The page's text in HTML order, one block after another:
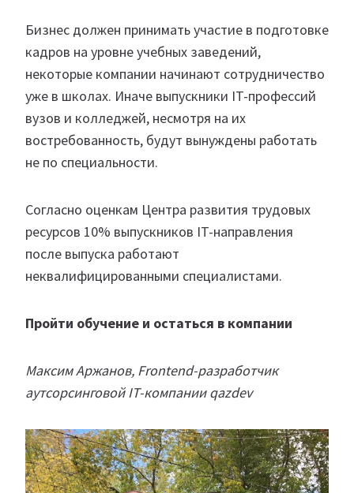
Бизнес должен принимать участие в подготовке
кадров на уровне учебных заведений,
некоторые компании начинают сотрудничество
уже в школах. Иначе выпускники IT-профессий
вузов и колледжей, несмотря на их
востребованность, будут вынуждены работать
не по специальности.
Согласно оценкам Центра развития трудовых
ресурсов 10% выпускников IT-направления
после выпуска работают
неквалифицированными специалистами.
Пройти обучение и остаться в компании
Максим Аржанов, Frontend-разработчик
аутсорсинговой IT-компании qazdev